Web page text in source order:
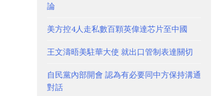
論
美方控4人走私數百顆英偉達芯片至中國
王文濤晤美駐華大使 就出口管制表達關切
自民黨內部開會 認為有必要同中方保持溝通
對話